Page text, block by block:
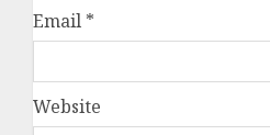
Email *
Website